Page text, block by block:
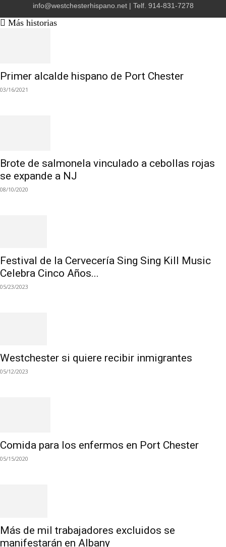
info@westchesterhispano.net| Telf. 914-831-7278
Más historias
Primer alcalde hispano de Port Chester
03/16/2021
Brote de salmonela vinculado a cebollas rojas
se expande a NJ
08/10/2020
Festival de la Cervecería Sing Sing Kill Music
Celebra Cinco Años...
05/23/2023
Westchester si quiere recibir inmigrantes
05/12/2023
Comida para los enfermos en Port Chester
05/15/2020
Más de mil trabajadores excluidos se
manifestarán en Albany